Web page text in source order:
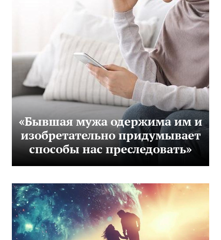
«Бывшая мужа одержима им и
изобретательно придумывает
способы нас преследовать»